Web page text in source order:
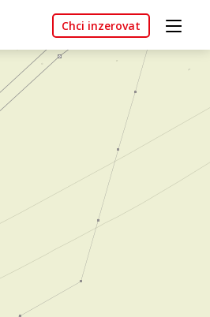
Chci inzerovat